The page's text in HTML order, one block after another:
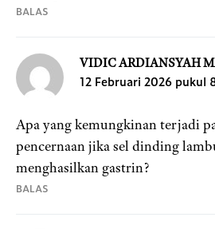
BALAS
VIDIC ARDIANSYAH
12 Februari 2026 pukul
Apa yang kemungkinan terjadi
pencernaan jika sel dinding
menghasilkan gastrin?
BALAS